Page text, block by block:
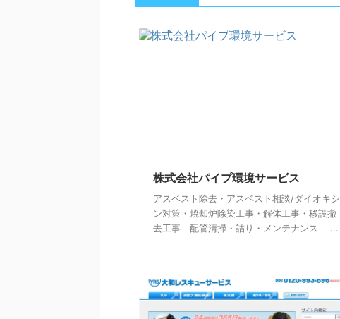
株式会社パイプ環境サービス
アスベスト除去・アスベスト相談/ダイオキシ
ン対策・焼却炉除染工事・解体工事・移設撤
去工事 配管清掃・詰り・メンテナンス ...